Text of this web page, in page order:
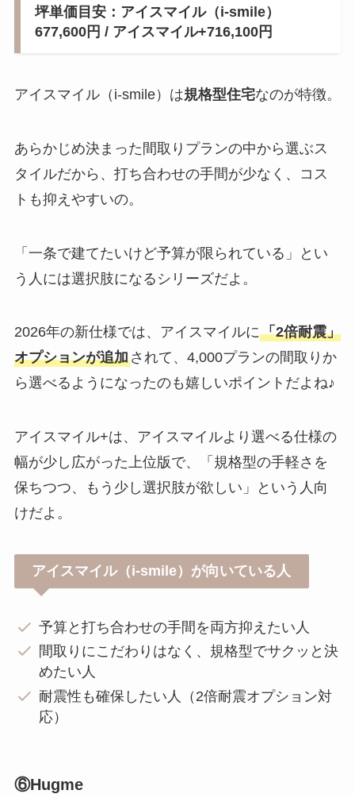
坪単価目安：アイスマイル（i-smile）
677,600円 / アイスマイル+716,100円
アイスマイル（i-smile）は規格型住宅なのが特徴。
あらかじめ決まった間取りプランの中から選ぶス
タイルだから、打ち合わせの手間が少なく、コス
トも抑えやすいの。
「一条で建てたいけど予算が限られている」とい
う人には選択肢になるシリーズだよ。
2026年の新仕様では、アイスマイルに「2倍耐震」
オプションが追加されて、4,000プランの間取りか
ら選べるようになったのも嬉しいポイントだよね♪
アイスマイル+は、アイスマイルより選べる仕様の
幅が少し広がった上位版で、「規格型の手軽さを
保ちつつ、もう少し選択肢が欲しい」という人向
けだよ。
アイスマイル（i-smile）が向いている人
予算と打ち合わせの手間を両方抑えたい人
間取りにこだわりはなく、規格型でサクッと決
めたい人
耐震性も確保したい人（2倍耐震オプション対
応）
⑥Hugme